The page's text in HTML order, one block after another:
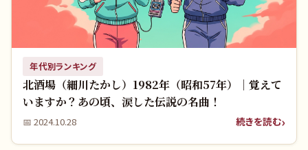
年代別ランキング
北酒場（細川たかし）1982年（昭和57年）｜覚えて
いますか？あの頃、涙した伝説の名曲！
📅 2024.10.28 続きを読む